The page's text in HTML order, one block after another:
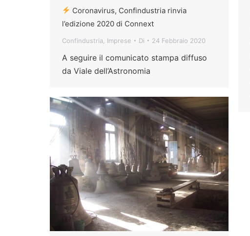
Coronavirus, Confindustria rinvia
l’edizione 2020 di Connext
Confindustria Imprese Di 24 Febbraio 2020
A seguire il comunicato stampa diffuso
da Viale dell’Astronomia